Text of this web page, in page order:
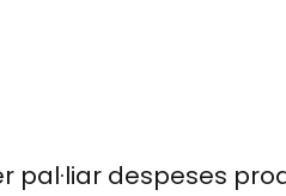
pal·liar despeses